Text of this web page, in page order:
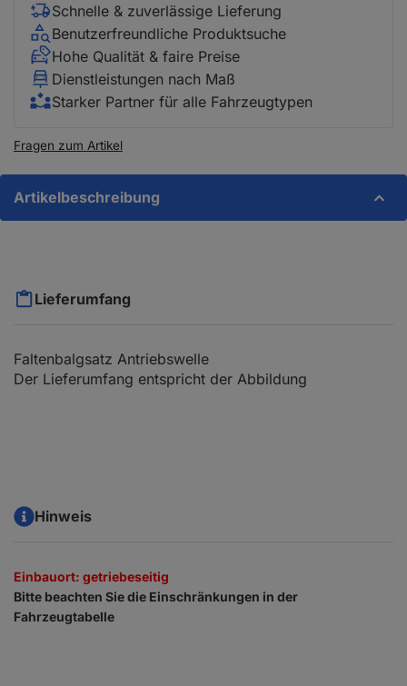
Schnelle & zuverlässige Lieferung
Benutzerfreundliche Produktsuche
Hohe Qualität & faire Preise
Dienstleistungen nach Maß
Starker Partner für alle Fahrzeugtypen
Fragen zum Artikel
Artikelbeschreibung
Lieferumfang
Faltenbalgsatz Antriebswelle
Der Lieferumfang entspricht der Abbildung
Hinweis
Einbauort: getriebeseitig
Bitte beachten Sie die Einschränkungen in der
Fahrzeugtabelle